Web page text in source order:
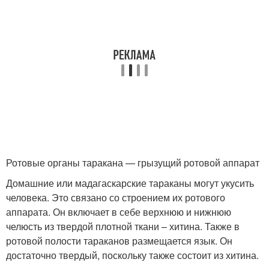
Ротовые органы таракана — грызущий ротовой аппарат
Домашние или мадагаскарские тараканы могут укусить
человека. Это связано со строением их ротового
аппарата. Он включает в себе верхнюю и нижнюю
челюсть из твердой плотной ткани – хитина. Также в
ротовой полости тараканов размещается язык. Он
достаточно твердый, поскольку также состоит из хитина.